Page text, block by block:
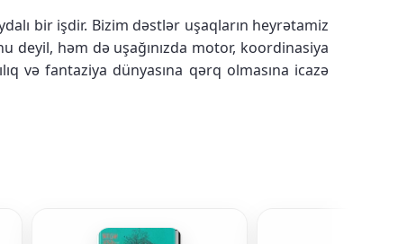
bir işdir. Bizim dəstlər uşaqların heyrətamiz
deyil, həm də uşağınızda motor, koordinasiya
və fantaziya dünyasına qərq olmasına icazə